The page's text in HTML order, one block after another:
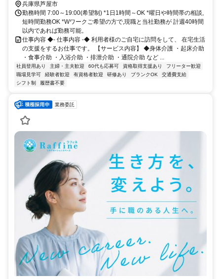
出口徒歩約9分 JR神戸線「芦屋」駅から徒歩約7分
兵庫県芦屋市
勤務時間 7:00～19:00(希望制) *1日1時間～OK *曜日や時間帯の相談,
短時間勤務OK *Wワークご希望の方で,現職と当社勤務が 計週40時間
以内であれば勤務可能。
仕事内容 ◆- 仕事内容 -◆ 利用者様のご自宅に訪問をして、 在宅生活
の支援をするお仕事です。 【サービス内容】 ◆身体介護 ・起床介助
・食事介助 ・入浴介助 ・排泄介助 ・通院介助 など ...
社員登用あり 主婦・主夫歓迎 60代も応募可 資格取得支援あり
フリーター歓迎
職場見学可
経験者歓迎 有資格者歓迎 研修あり ブランクOK
交通費支給
シフト制
履歴書不要
業務委託